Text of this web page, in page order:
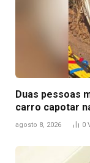
Duas pessoas
carro capotar
agosto 8, 2026 0